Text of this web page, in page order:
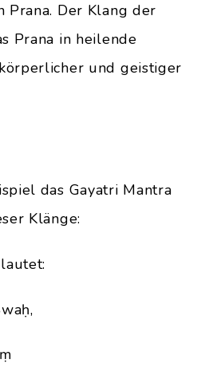
Prana. Der Klang der
Prana in heilende
und geistiger
das Gayatri Mantra
Klänge: